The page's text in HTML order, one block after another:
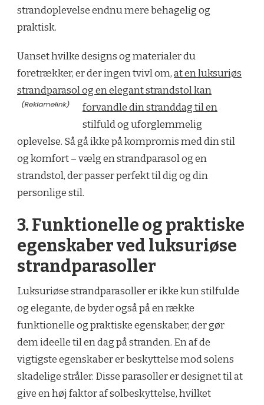
strandoplevelse endnu mere behagelig og
praktisk.
Uanset hvilke designs og materialer du
foretrækker, er der ingen tvivl om,at en luksuriøs
strandparasol og en elegant strandstol kan
forvandle din stranddag til en
stilfuld og uforglemmelig
oplevelse. Så gå ikke på kompromis med din stil
og komfort – vælg en strandparasol og en
strandstol, der passer perfekt til dig og din
personlige stil.
3. Funktionelle og praktiske
egenskaber ved luksuriøse
strandparasoller
Luksuriøse strandparasoller er ikke kun stilfulde
og elegante, de byder også på en række
funktionelle og praktiske egenskaber, der gør
dem ideelle til en dag på stranden. En af de
vigtigste egenskaber er beskyttelse mod solens
skadelige stråler. Disse parasoller er designet til at
give en høj faktor af solbeskyttelse, hvilket